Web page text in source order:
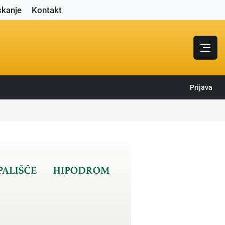
Kontakt
Prijava